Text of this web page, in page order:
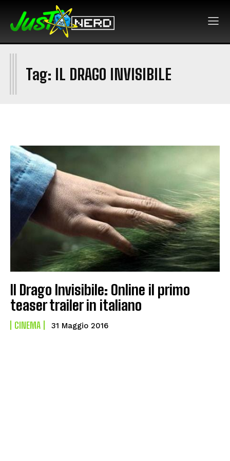
Tag: IL DRAGO INVISIBILE
I
Il Drago Invisibile: Online il primo
teaser trailer in italiano
CINEMA 31 Maggio 2016